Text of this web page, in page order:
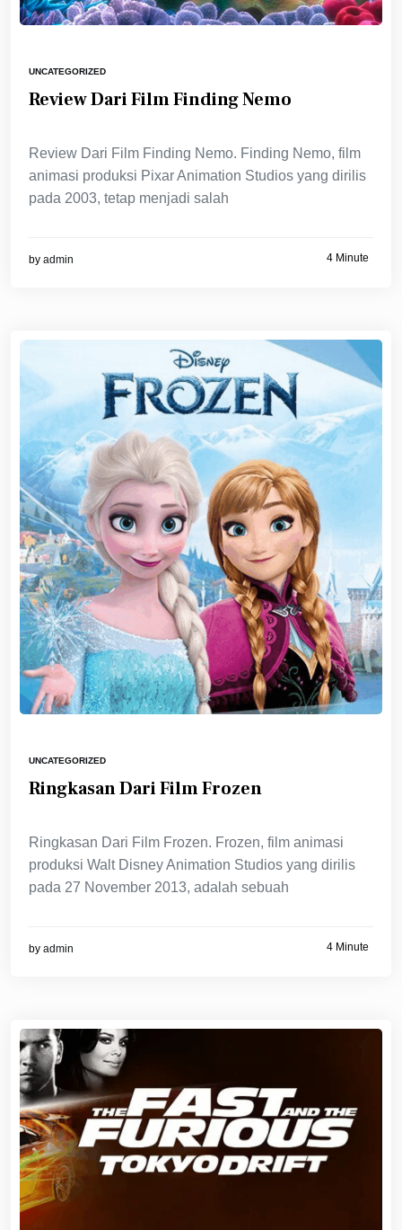
UNCATEGORIZED
Review Dari Film Finding Nemo
Review Dari Film Finding Nemo. Finding Nemo, film
animasi produksi Pixar Animation Studios yang dirilis
pada 2003, tetap menjadi salah
by admin 4 Minute
UNCATEGORIZED
Ringkasan Dari Film Frozen
Ringkasan Dari Film Frozen. Frozen, film animasi
produksi Walt Disney Animation Studios yang dirilis
pada 27 November 2013, adalah sebuah
by admin 4 Minute